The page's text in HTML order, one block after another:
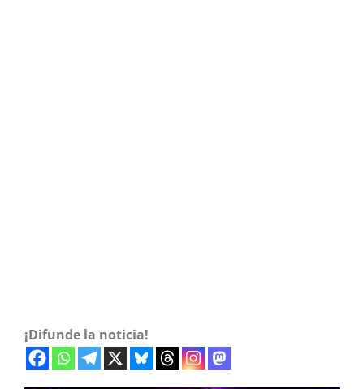
¡Difunde la noticia!